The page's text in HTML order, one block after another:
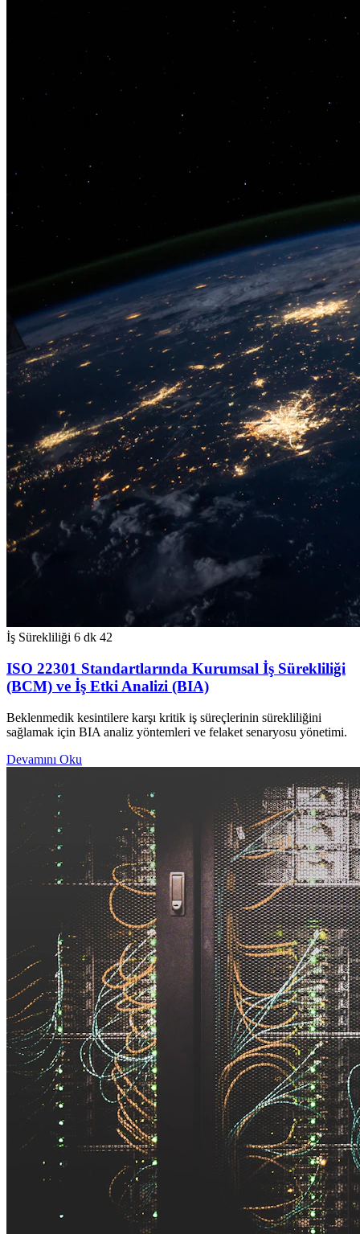
İş Sürekliliği 6 dk 42
ISO 22301 Standartlarında Kurumsal İş Sürekliliği
(BCM) ve İş Etki Analizi (BIA)
Beklenmedik kesintilere karşı kritik iş süreçlerinin sürekliliğini
sağlamak için BIA analiz yöntemleri ve felaket senaryosu yönetimi.
Devamını Oku